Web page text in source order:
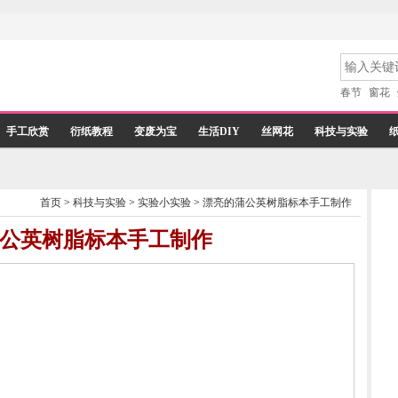
春节 窗花
手工欣赏 衍纸教程 变废为宝 生活DIY 丝网花 科技与实验
首页 >科技与实验 >实验小实验 >漂亮的蒲公英树脂标本手工制作
英树脂标本手工制作